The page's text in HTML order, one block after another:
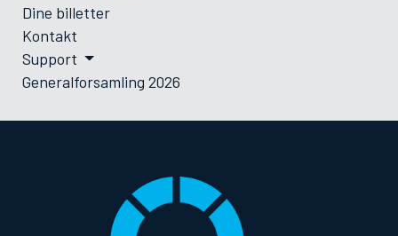
Dine billetter
Kontakt
Support
Generalforsamling 2026